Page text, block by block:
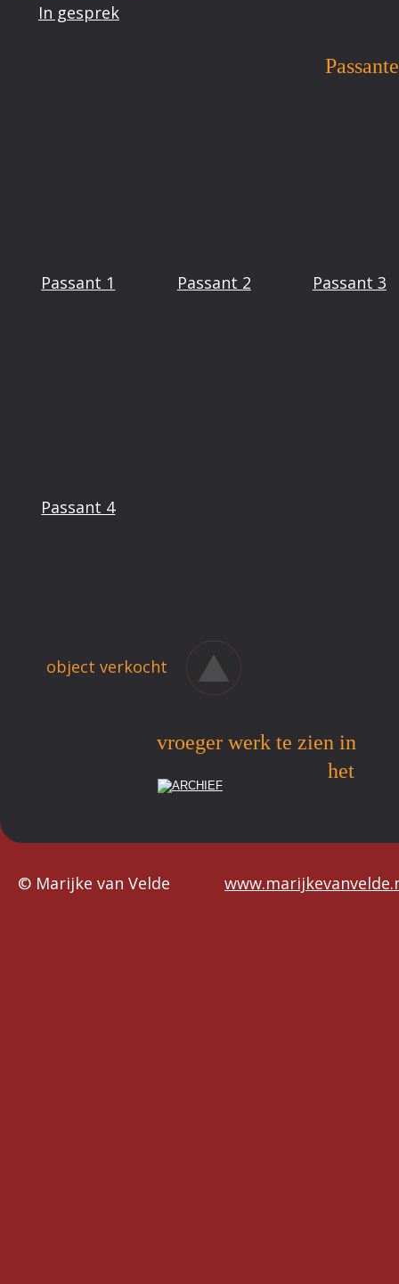
© Marijke van Velde
object verkocht
vroeger werk te zien in
het
Passant 1 Passant 2 Passant 3
Passant 4
In gesprek